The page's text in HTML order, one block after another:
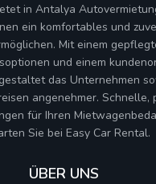
in Antalya
ein komfortables und
Mit einem
und einem
das Unternehmen
angenehmer. Schnelle,
für Ihren
Sie bei Easy Car Rental.
ÜBER UNS